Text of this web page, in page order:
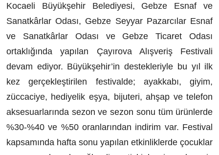
Kocaeli Büyükşehir Belediyesi, Gebze Esnaf ve
Sanatkârlar Odası, Gebze Seyyar Pazarcılar Esnaf
ve Sanatkârlar Odası ve Gebze Ticaret Odası
ortaklığında yapılan Çayırova Alışveriş Festivali
devam ediyor. Büyükşehir’in destekleriyle bu yıl ilk
kez gerçekleştirilen festivalde; ayakkabı, giyim,
züccaciye, hediyelik eşya, bijuteri, ahşap ve telefon
aksesuarlarında sezon ve sezon sonu tüm ürünlerde
%30-%40 ve %50 oranlarından indirim var. Festival
kapsamında hafta sonu yapılan etkinliklerde çocuklar